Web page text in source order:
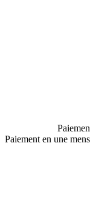
Paiement en une